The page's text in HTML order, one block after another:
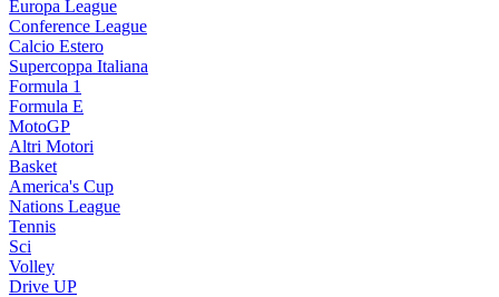
Europa League
Conference League
Calcio Estero
Supercoppa Italiana
Formula 1
Formula E
MotoGP
Altri Motori
Basket
America's Cup
Nations League
Tennis
Sci
Volley
Drive UP